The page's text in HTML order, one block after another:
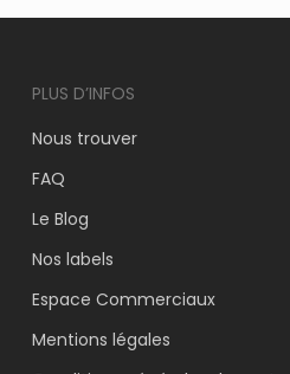
PLUS D’INFOS
Nous trouver
FAQ
Le Blog
Nos labels
Espace Commerciaux
Mentions légales